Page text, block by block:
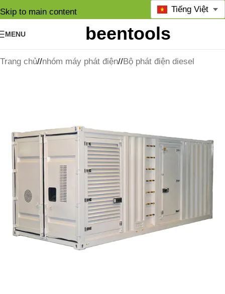
Skip to main content
MENU
Tiếng Việt
Trang chủ/ nhóm máy phát điện/ Bộ phát điện diesel